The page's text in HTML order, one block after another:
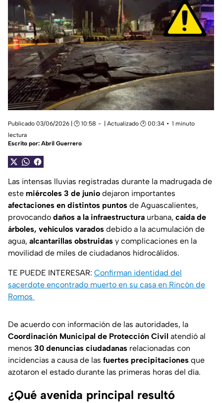
Publicado 03/06/2026 | 🕑 10:58 | Actualizado 🕑 00:34
1 minuto
lectura
Escrito por: Abril Guerrero
Las intensas lluvias registradas durante la madrugada de
este miércoles 3 de junio dejaron importantes
afectaciones en distintos puntos de Aguascalientes,
provocando daños a la infraestructura urbana, caída de
árboles, vehículos varados debido a la acumulación de
agua, alcantarillas obstruidas y complicaciones en la
movilidad de miles de ciudadanos hidrocálidos.
TE PUEDE INTERESAR: Confirman identidad del
sacerdote encontrado muerto en su casa en Rincón de
Romos
De acuerdo con información de las autoridades, la
Coordinación Municipal de Protección Civil atendió al
menos 30 denuncias ciudadanas relacionadas con
incidencias a causa de las fuertes precipitaciones que
azotaron el estado durante las primeras horas del día.
¿Qué avenida principal resultó